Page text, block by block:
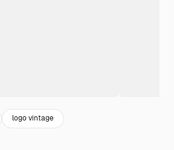
logo vintage